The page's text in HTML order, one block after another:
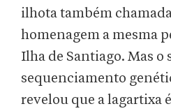
ilhota também
homenagem a mesma
Ilha de Santiago. Mas o
sequenciamento
revelou que a lagartixa